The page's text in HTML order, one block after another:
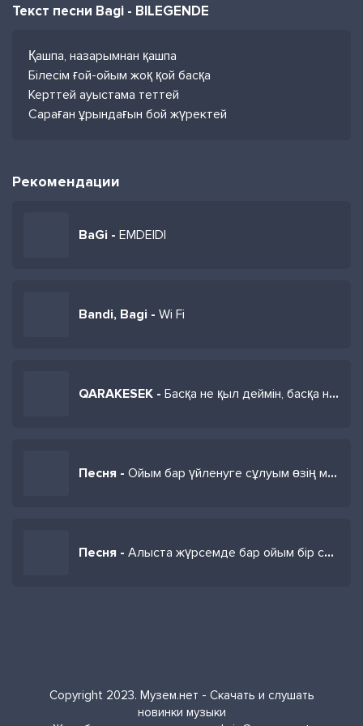
Текст песни Bagi - BILEGENDE
Қашпа, назарымнан қашпа
Білесім ғой-ойым жоқ қой басқа
Керттей ауыстама теттей
Сараған ұрындағын бой жүректей
Рекомендации
BaGi - EMDEIDI
Bandi, Bagi - Wi Fi
QARAKESEK - Басқа не қыл деймін, басқа не айта алам саған
Песня - Ойым бар үйленуге сұлуым өзің менен
Песня - Алыста жүрсемде бар ойым бір сенде
Copyright 2023. Музем.нет - Скачать и слушать
новинки музыки